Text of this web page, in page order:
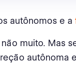
autônomos e a
muito. Mas
autônoma